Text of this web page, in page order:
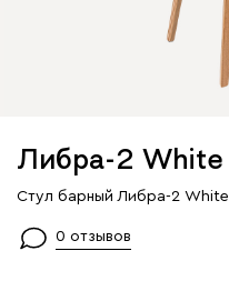
Либра-2 White
Стул барный Либра-2 White
0 отзывов